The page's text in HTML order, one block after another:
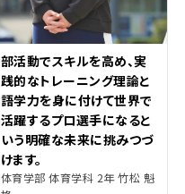
部活動でスキルを高め、実
践的なトレーニング理論と
語学力を身に付けて世界で
活躍するプロ選手になると
いう明確な未来に挑みつづ
けます。
体育学部 体育学科 2年 竹松 魁